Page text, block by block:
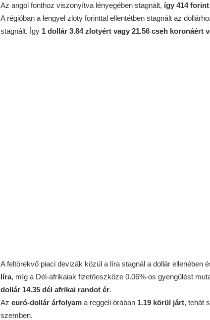
Az angol fonthoz viszonyítva lényegében stagnált, így 414
A régióban a lengyel zloty forinttal ellentétben stagnált az
stagnált. Így 1 dollár 3.84 zlotyért vagy 21.56 cseh koronáért
A feltörekvő piaci devizák közül a líra stagnál a dollár ellenében
líra, míg a Dél-afrikaiak fizetőeszköze 0.06%-os gyengülést
dollár 14.35 dél afrikai randot ér.
Az euró-dollár árfolyama reggeli órában 1.19 körül járt, tehát
szemben.